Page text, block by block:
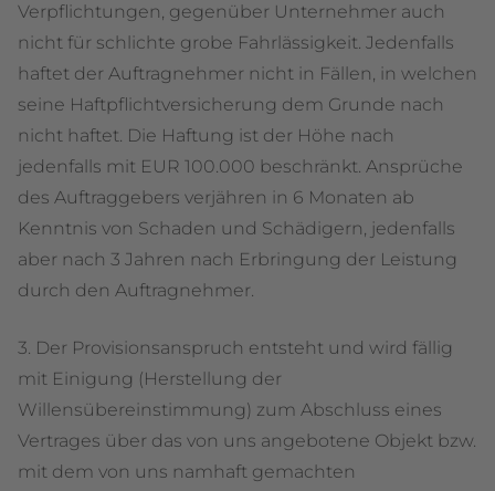
Verpflichtungen, gegenüber Unternehmer auch
nicht für schlichte grobe Fahrlässigkeit. Jedenfalls
haftet der Auftragnehmer nicht in Fällen, in welchen
seine Haftpflichtversicherung dem Grunde nach
nicht haftet. Die Haftung ist der Höhe nach
jedenfalls mit EUR 100.000 beschränkt. Ansprüche
des Auftraggebers verjähren in 6 Monaten ab
Kenntnis von Schaden und Schädigern, jedenfalls
aber nach 3 Jahren nach Erbringung der Leistung
durch den Auftragnehmer.
3. Der Provisionsanspruch entsteht und wird fällig
mit Einigung (Herstellung der
Willensübereinstimmung) zum Abschluss eines
Vertrages über das von uns angebotene Objekt bzw.
mit dem von uns namhaft gemachten